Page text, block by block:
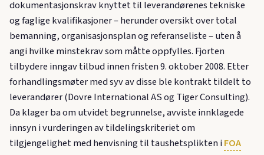
dokumentasjonskrav knyttet til leverandørenes tekniske
og faglige kvalifikasjoner – herunder oversikt over total
bemanning, organisasjonsplan og referanseliste – uten å
angi hvilke minstekrav som måtte oppfylles. Fjorten
tilbydere inngav tilbud innen fristen 9. oktober 2008. Etter
forhandlingsmøter med syv av disse ble kontrakt tildelt to
leverandører (Dovre International AS og Tiger Consulting).
Da klager ba om utvidet begrunnelse, avviste innklagede
innsyn i vurderingen av tildelingskriteriet om
tilgjengelighet med henvisning til taushetsplikten iFOA